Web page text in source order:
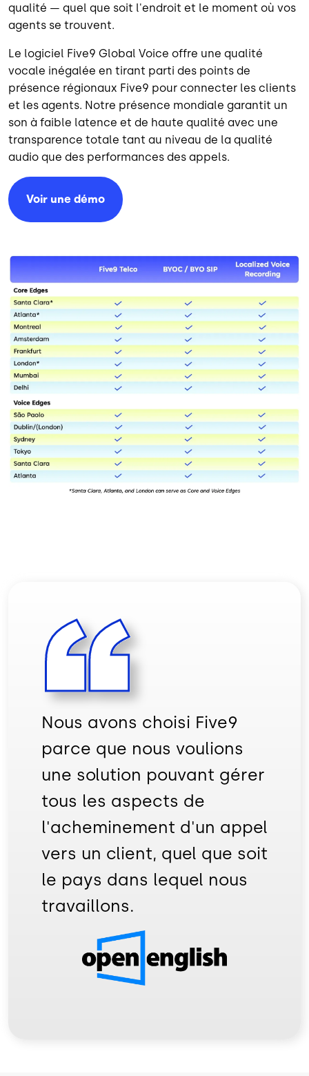
qualité — quel que soit l'endroit et le moment où vos
agents se trouvent.
Le logiciel Five9 Global Voice offre une qualité
vocale inégalée en tirant parti des points de
présence régionaux Five9 pour connecter les clients
et les agents. Notre présence mondiale garantit un
son à faible latence et de haute qualité avec une
transparence totale tant au niveau de la qualité
audio que des performances des appels.
Voir une démo
Image
Nous avons choisi Five9
parce que nous voulions
une solution pouvant gérer
tous les aspects de
l'acheminement d'un appel
vers un client, quel que soit
le pays dans lequel nous
travaillons.
Image